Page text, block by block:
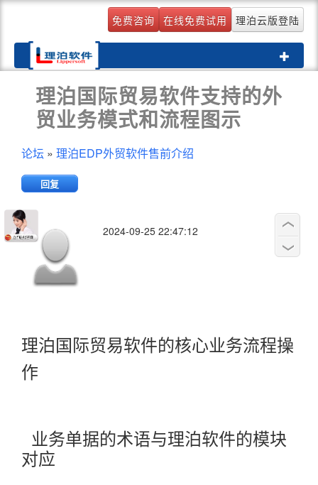
免费咨询 在线免费试用 理泊云版登陆
Toggle
理泊国际贸易软件支持的外
贸业务模式和流程图示
论坛 » 理泊EDP外贸软件售前介绍
回复
2024-09-25 22:47:12
理泊国际贸易软件的核心业务流程操
作
业务单据的术语与理泊软件的模块
对应